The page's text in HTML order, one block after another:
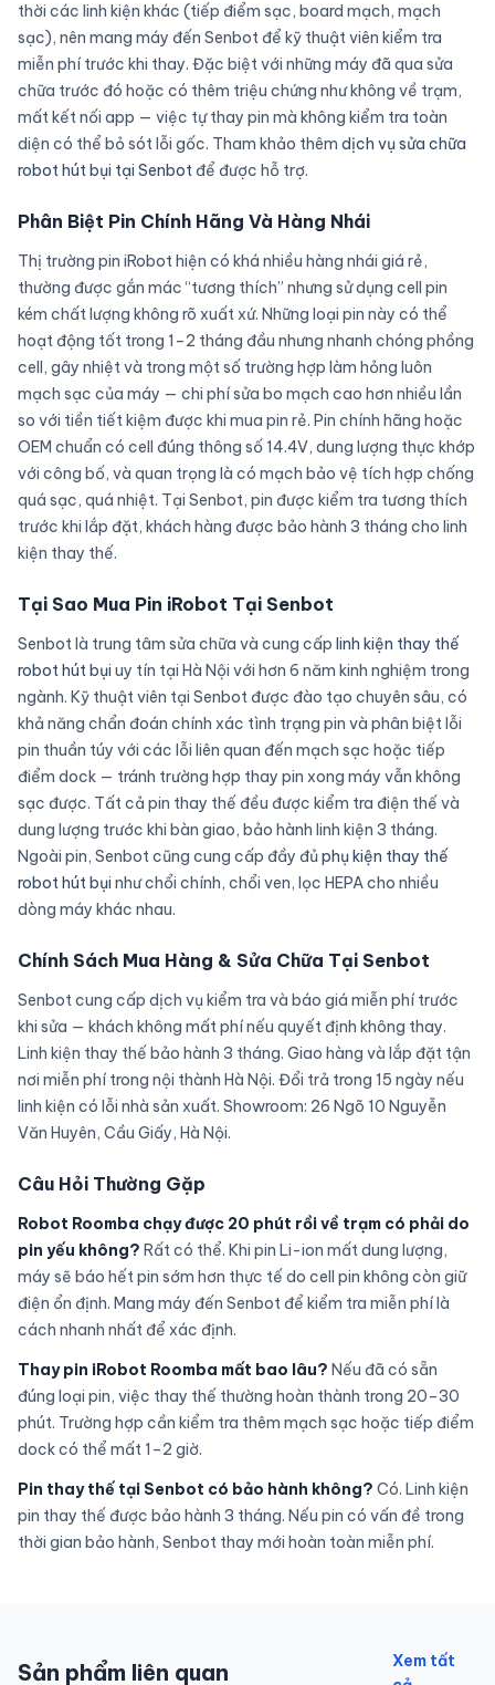
thời các linh kiện khác (tiếp điểm sạc, board mạch, mạch
sạc), nên mang máy đến Senbot để kỹ thuật viên kiểm tra
miễn phí trước khi thay. Đặc biệt với những máy đã qua sửa
chữa trước đó hoặc có thêm triệu chứng như không về trạm,
mất kết nối app — việc tự thay pin mà không kiểm tra toàn
diện có thể bỏ sót lỗi gốc. Tham khảo thêm dịch vụ sửa chữa
robot hút bụi tại Senbot để được hỗ trợ.
Phân Biệt Pin Chính Hãng Và Hàng Nhái
Thị trường pin iRobot hiện có khá nhiều hàng nhái giá rẻ,
thường được gắn mác “tương thích” nhưng sử dụng cell pin
kém chất lượng không rõ xuất xứ. Những loại pin này có thể
hoạt động tốt trong 1–2 tháng đầu nhưng nhanh chóng phồng
cell, gây nhiệt và trong một số trường hợp làm hỏng luôn
mạch sạc của máy — chi phí sửa bo mạch cao hơn nhiều lần
so với tiền tiết kiệm được khi mua pin rẻ. Pin chính hãng hoặc
OEM chuẩn có cell đúng thông số 14.4V, dung lượng thực khớp
với công bố, và quan trọng là có mạch bảo vệ tích hợp chống
quá sạc, quá nhiệt. Tại Senbot, pin được kiểm tra tương thích
trước khi lắp đặt, khách hàng được bảo hành 3 tháng cho linh
kiện thay thế.
Tại Sao Mua Pin iRobot Tại Senbot
Senbot là trung tâm sửa chữa và cung cấp linh kiện thay thế
robot hút bụi uy tín tại Hà Nội với hơn 6 năm kinh nghiệm trong
ngành. Kỹ thuật viên tại Senbot được đào tạo chuyên sâu, có
khả năng chẩn đoán chính xác tình trạng pin và phân biệt lỗi
pin thuần túy với các lỗi liên quan đến mạch sạc hoặc tiếp
điểm dock — tránh trường hợp thay pin xong máy vẫn không
sạc được. Tất cả pin thay thế đều được kiểm tra điện thế và
dung lượng trước khi bàn giao, bảo hành linh kiện 3 tháng.
Ngoài pin, Senbot cũng cung cấp đầy đủphụ kiện thay thế
robot hút bụi như chổi chính, chổi ven, lọc HEPA cho nhiều
dòng máy khác nhau.
Chính Sách Mua Hàng & Sửa Chữa Tại Senbot
Senbot cung cấp dịch vụ kiểm tra và báo giá miễn phí trước
khi sửa — khách không mất phí nếu quyết định không thay.
Linh kiện thay thế bảo hành 3 tháng. Giao hàng và lắp đặt tận
nơi miễn phí trong nội thành Hà Nội. Đổi trả trong 15 ngày nếu
linh kiện có lỗi nhà sản xuất. Showroom: 26 Ngõ 10 Nguyễn
Văn Huyên, Cầu Giấy, Hà Nội.
Câu Hỏi Thường Gặp
Robot Roomba chạy được 20 phút rồi về trạm có phải do
pin yếu không? Rất có thể. Khi pin Li-ion mất dung lượng,
máy sẽ báo hết pin sớm hơn thực tế do cell pin không còn giữ
điện ổn định. Mang máy đến Senbot để kiểm tra miễn phí là
cách nhanh nhất để xác định.
Thay pin iRobot Roomba mất bao lâu? Nếu đã có sẵn
đúng loại pin, việc thay thế thường hoàn thành trong 20–30
phút. Trường hợp cần kiểm tra thêm mạch sạc hoặc tiếp điểm
dock có thể mất 1–2 giờ.
Pin thay thế tại Senbot có bảo hành không? Có. Linh kiện
pin thay thế được bảo hành 3 tháng. Nếu pin có vấn đề trong
thời gian bảo hành, Senbot thay mới hoàn toàn miễn phí.
Sản phẩm liên quan
Xem tất